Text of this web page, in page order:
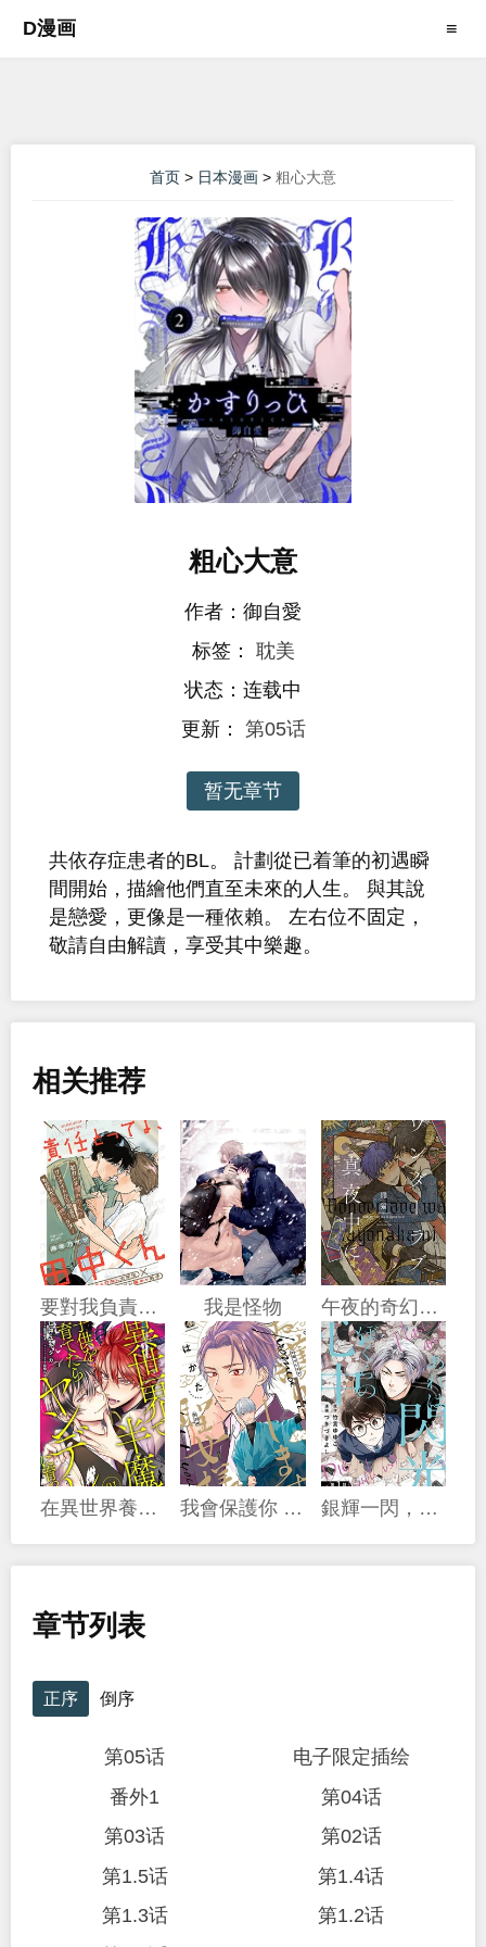
D漫画 ≡
首页 > 日本漫画 > 粗心大意
粗心大意
作者：御自愛
标签： 耽美
状态：连载中
更新： 第05话
暂无章节
共依存症患者的BL。 計劃從已着筆的初遇瞬
間開始，描繪他們直至未來的人生。 與其說
是戀愛，更像是一種依賴。 左右位不固定，
敬請自由解讀，享受其中樂趣。
相关推荐
要對我負責哦，田中同學 我是怪物 午夜的奇幻愛情
在異世界養育半魔之子後養成了病嬌 我會保護你 聖女大人 銀輝一閃，雙星永系
章节列表
正序 倒序
第05话
电子限定插绘
番外1
第04话
第03话
第02话
第1.5话
第1.4话
第1.3话
第1.2话